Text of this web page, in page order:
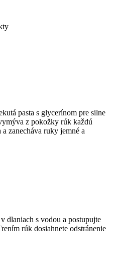
pasta s glycerínom pre silne
z pokožky rúk každú
zanecháva ruky jemné a
dlaniach s vodou a postupujte
rúk dosiahnete odstránenie